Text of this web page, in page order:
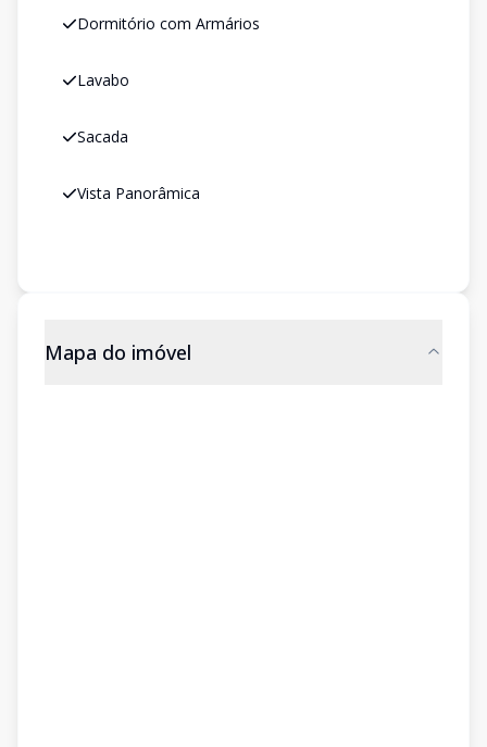
Dormitório com Armários
Lavabo
Sacada
Vista Panorâmica
Mapa do imóvel